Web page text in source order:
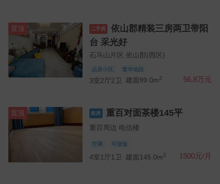
置顶 二手房
台 采光好
石马山片区 依山郡(西区)
品质小区 繁华地段
3室2厅2卫 建面99.0m2 56.8万元
置顶 租房 重百对面茶楼145平
重百周边 电信楼
空调 可做饭
4室1厅1卫 建面145.0m2 1500元/月